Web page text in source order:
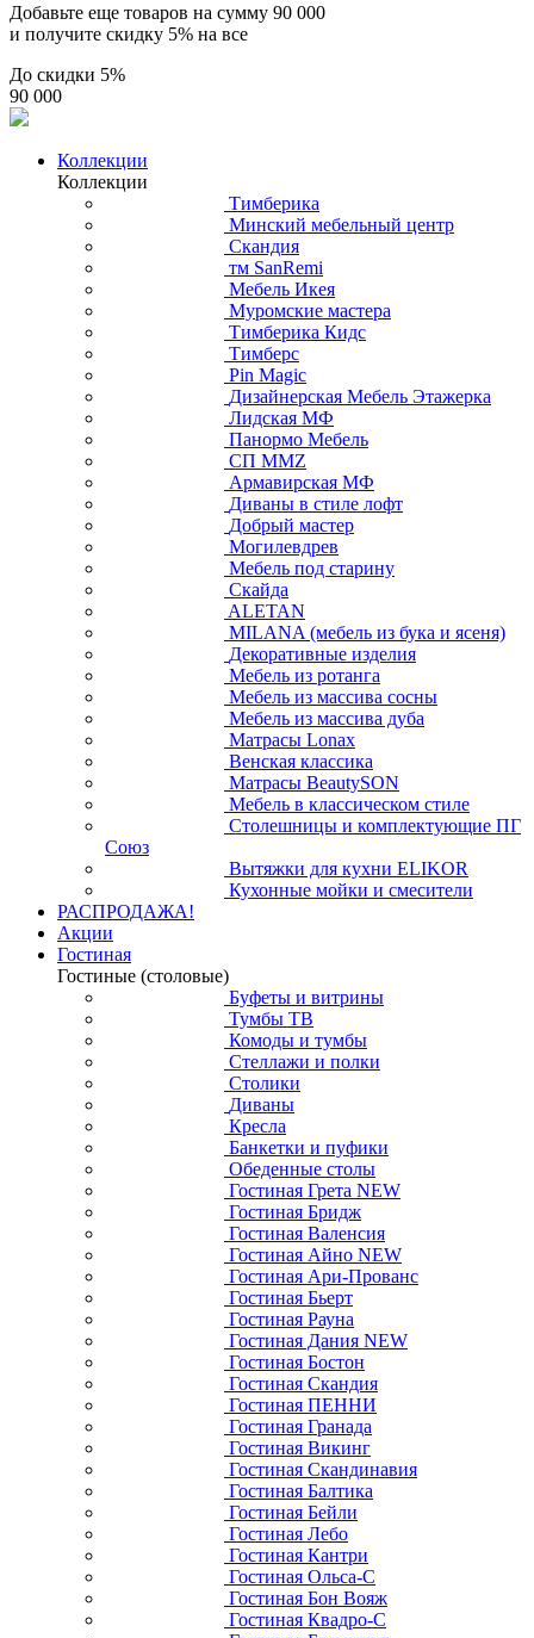
Добавьте еще товаров на сумму 90 000
и получите скидку 5% на все
До скидки 5%
90 000
Коллекции
Коллекции
Тимберика
Минский мебельный центр
Скандия
тм SanRemi
Мебель Икея
Муромские мастера
Тимберика Кидс
Тимберс
Pin Magic
Дизайнерская Мебель Этажерка
Лидская МФ
Панормо Мебель
СП ММZ
Армавирская МФ
Диваны в стиле лофт
Добрый мастер
Могилевдрев
Мебель под старину
Скайда
ALETAN
MILANA (мебель из бука и ясеня)
Декоративные изделия
Мебель из ротанга
Мебель из массива сосны
Мебель из массива дуба
Матрасы Lonax
Венская классика
Матрасы BeautySON
Мебель в классическом стиле
Столешницы и комплектующие ПГ
Союз
Вытяжки для кухни ELIKOR
Кухонные мойки и смесители
РАСПРОДАЖА!
Акции
Гостиная
Гостиные (столовые)
Буфеты и витрины
Тумбы ТВ
Комоды и тумбы
Стеллажи и полки
Столики
Диваны
Кресла
Банкетки и пуфики
Обеденные столы
Гостиная Грета NEW
Гостиная Бридж
Гостиная Валенсия
Гостиная Айно NEW
Гостиная Ари-Прованс
Гостиная Бьерт
Гостиная Рауна
Гостиная Дания NEW
Гостиная Бостон
Гостиная Скандия
Гостиная ПЕННИ
Гостиная Гранада
Гостиная Викинг
Гостиная Скандинавия
Гостиная Балтика
Гостиная Бейли
Гостиная Лебо
Гостиная Кантри
Гостиная Ольса-С
Гостиная Бон Вояж
Гостиная Квадро-С